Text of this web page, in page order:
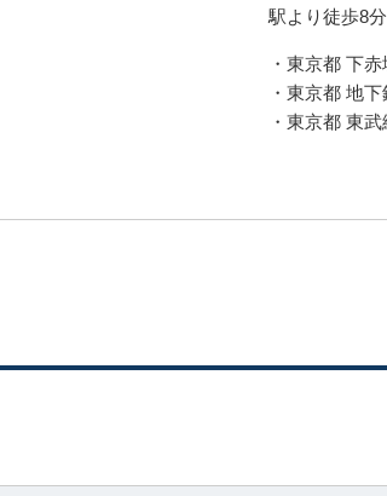
駅より徒歩8分
・東京都 下
・東京都 地
・東京都 東